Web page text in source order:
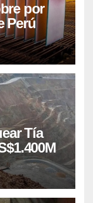
por
Perú
Tía